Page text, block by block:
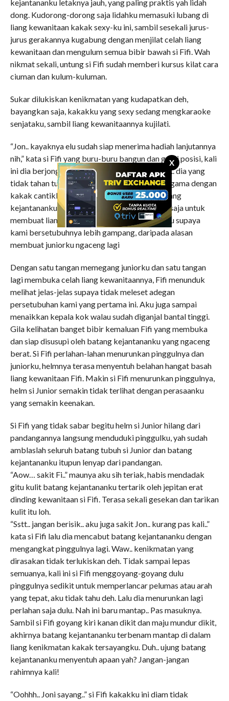
X
kejantananku letaknya jauh, yang paling praktis yah lidah
dong. Kudorong-dorong saja lidahku memasuki lubang di
liang kewanitaan kakak sexy-ku ini, sambil sesekali jurus-
jurus gerakannya kugabung dengan menjilat celah liang
kewanitaan dan mengulum semua bibir bawah si Fifi. Wah
nikmat sekali, untung si Fifi sudah memberi kursus kilat cara
ciuman dan kulum-kuluman.
Sukar dilukiskan kenikmatan yang kudapatkan deh,
bayangkan saja, kakakku yang sexy sedang mengkaraoke
senjataku, sambil liang kewanitaannya kujilati.
“Jon.. kayaknya elu sudah siap menerima hadiah lanjutannya
nih,” kata si Fifi yang buru-buru bangun dan ganti posisi, kali
ini dia berjongkok di atas pinggangku. Hehehe.. dia yang
tidak tahan tuh. Asyik.. pasti aku akan bersenggama dengan
kakak cantikku ini. Yang jelas sih memang batang
kejantananku tidak ciut-ciut tuh. Alasan si Fifi saja untuk
membuat liang kewanitaannya lebih basah dulu supaya
kami bersetubuhnya lebih gampang, daripada alasan
membuat juniorku ngaceng lagi
Dengan satu tangan memegang juniorku dan satu tangan
lagi membuka celah liang kewanitaannya, Fifi menunduk
melihat jelas-jelas supaya tidak meleset adegan
persetubuhan kami yang pertama ini. Aku juga sampai
menaikkan kepala kok walau sudah diganjal bantal tinggi.
Gila kelihatan banget bibir kemaluan Fifi yang membuka
dan siap disusupi oleh batang kejantananku yang ngaceng
berat. Si Fifi perlahan-lahan menurunkan pinggulnya dan
juniorku, helmnya terasa menyentuh belahan hangat basah
liang kewanitaan Fifi. Makin si Fifi menurunkan pinggulnya,
helm si Junior semakin tidak terlihat dengan perasaanku
yang semakin keenakan.
Si Fifi yang tidak sabar begitu helm si Junior hilang dari
pandangannya langsung menduduki pinggulku, yah sudah
amblaslah seluruh batang tubuh si Junior dan batang
kejantananku itupun lenyap dari pandangan.
“Aow… sakit Fi..” maunya aku sih teriak, habis mendadak
gitu kulit batang kejantananku tertarik oleh jepitan erat
dinding kewanitaan si Fifi. Terasa sekali gesekan dan tarikan
kulit itu loh.
“Sstt.. jangan berisik.. aku juga sakit Jon.. kurang pas kali..”
kata si Fifi lalu dia mencabut batang kejantananku dengan
mengangkat pinggulnya lagi. Waw.. kenikmatan yang
dirasakan tidak terlukiskan deh. Tidak sampai lepas
semuanya, kali ini si Fifi menggoyang-goyang dulu
pinggulnya sedikit untuk memperlancar pelumas atau arah
yang tepat, aku tidak tahu deh. Lalu dia menurunkan lagi
perlahan saja dulu. Nah ini baru mantap.. Pas masuknya.
Sambil si Fifi goyang kiri kanan dikit dan maju mundur dikit,
akhirnya batang kejantananku terbenam mantap di dalam
liang kenikmatan kakak tersayangku. Duh.. ujung batang
kejantananku menyentuh apaan yah? Jangan-jangan
rahimnya kali!
“Oohhh.. Joni sayang..” si Fifi kakakku ini diam tidak